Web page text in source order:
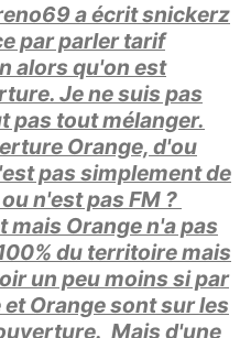
a écrit snickerz
par parler tarif
alors qu'on est
Je ne suis pas
pas tout mélanger.
Orange, d'ou
pas simplement de
n'est pas FM ?
mais Orange n'a pas
du territoire mais
un peu moins si par
Orange sont sur les
Mais d'une